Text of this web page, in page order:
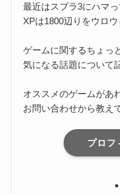
最近はスプラ3にハマっ
XPは1800辺りをウロウ
ゲームに関するちょっ
気になる話題について
オススメのゲームがあ
お問い合わせから教え
プロフ